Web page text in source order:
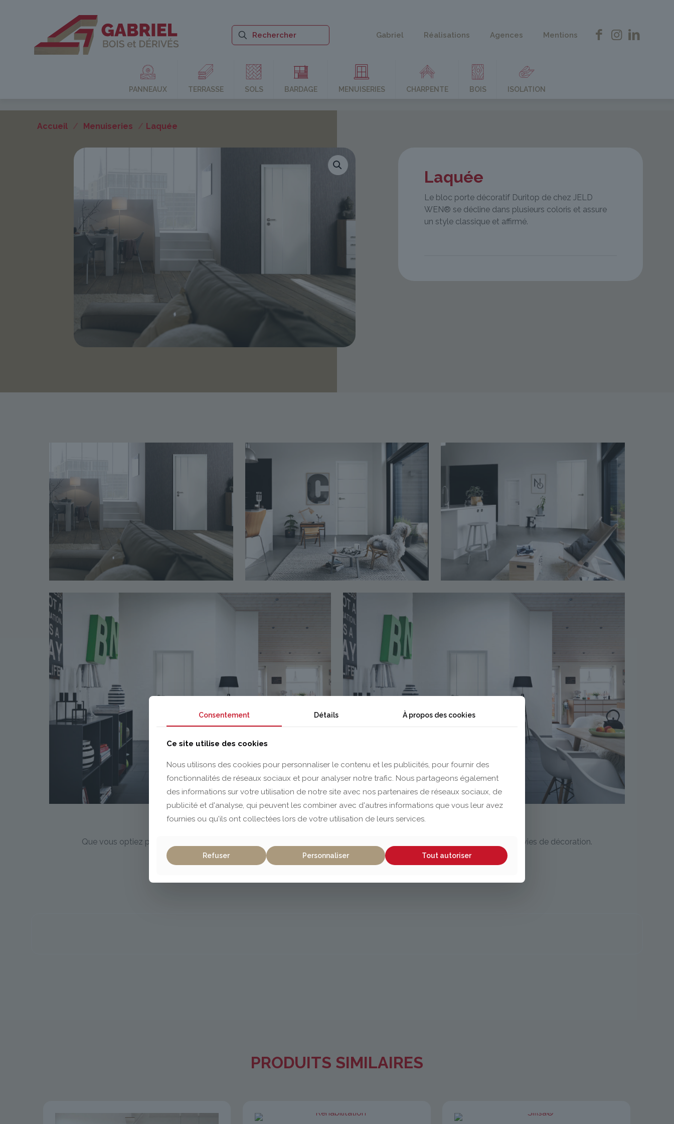
Gabriel Réalisations Agences Mentions
PANNEAUX TERRASSE SOLS BARDAGE MENUISERIES CHARPENTE BOIS ISOLATION
Accueil / Menuiseries / Laquée
Laquée
Le bloc porte décoratif Duritop de chez JELD
WEN® se décline dans plusieurs coloris et assure
un style classique et affirmé.
Que vous optiez pour un style moderne, intemporel ou traditionnel, la porte en finition répondra à toutes vos envies de décoration.
PRODUITS SIMILAIRES
Consentement Détails À propos des cookies
Ce site utilise des cookies
Nous utilisons des cookies pour personnaliser le contenu et les publicités, pour fournir des
fonctionnalités de réseaux sociaux et pour analyser notre trafic. Nous partageons également
des informations sur votre utilisation de notre site avec nos partenaires de réseaux sociaux, de
publicité et d'analyse, qui peuvent les combiner avec d'autres informations que vous leur avez
fournies ou qu'ils ont collectées lors de votre utilisation de leurs services.
Refuser Personnaliser Tout autoriser